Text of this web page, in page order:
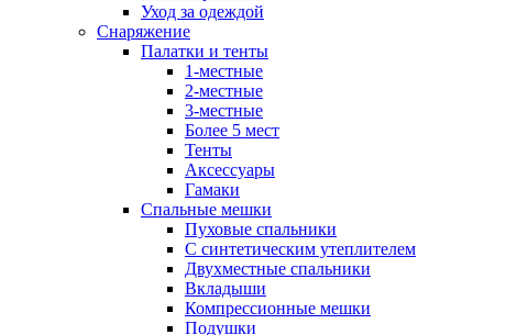
Уход за одеждой
Снаряжение
Палатки и тенты
1-местные
2-местные
3-местные
Более 5 мест
Тенты
Аксессуары
Гамаки
Спальные мешки
Пуховые спальники
С синтетическим утеплителем
Двухместные спальники
Вкладыши
Компрессионные мешки
Подушки